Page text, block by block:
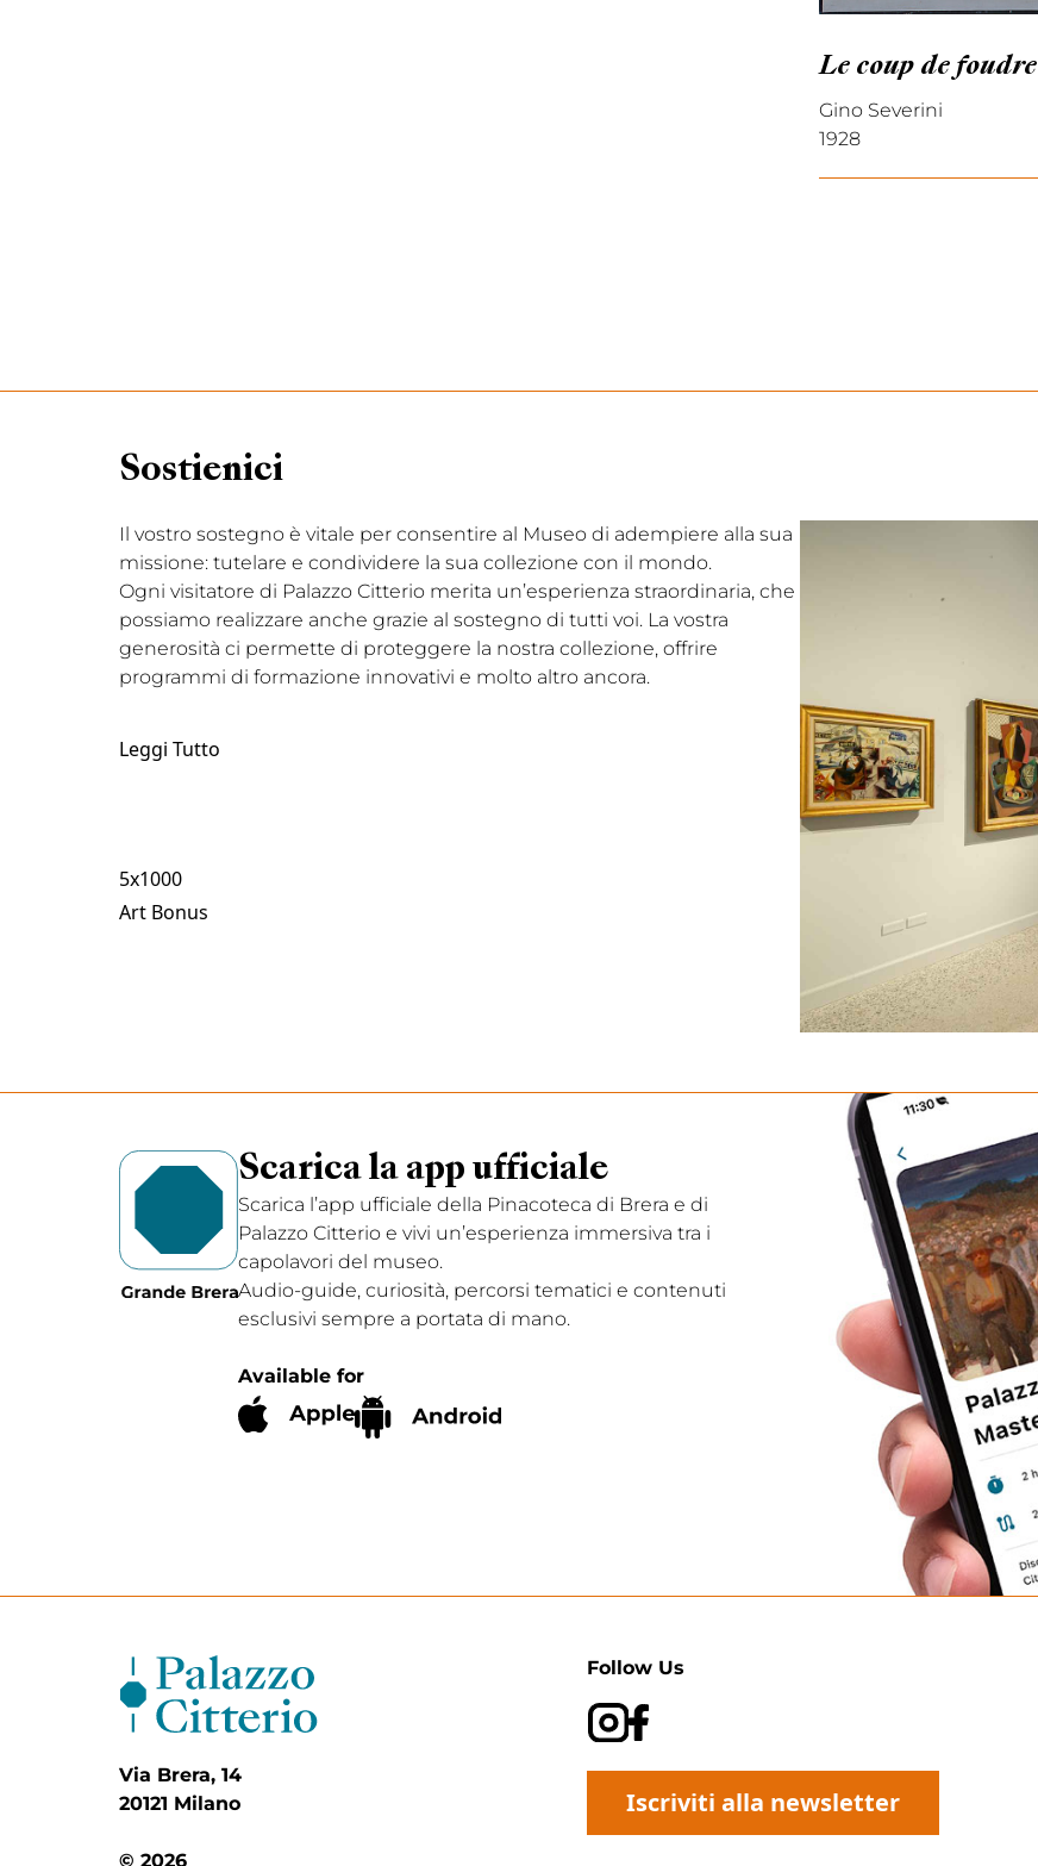
Le coup de foudre
Gino Severini
1928
Sostienici
Il vostro sostegno è vitale per consentire al Museo di adempiere alla sua
missione: tutelare e condividere la sua collezione con il mondo.
Ogni visitatore di Palazzo Citterio merita un’esperienza straordinaria, che
possiamo realizzare anche grazie al sostegno di tutti voi. La vostra
generosità ci permette di proteggere la nostra collezione, offrire
programmi di formazione innovativi e molto altro ancora.
Leggi Tutto
5x1000
Art Bonus
Scarica la app ufficiale
Scarica l’app ufficiale della Pinacoteca di Brera e di
Palazzo Citterio e vivi un’esperienza immersiva tra i
capolavori del museo.
Audio-guide, curiosità, percorsi tematici e contenuti
esclusivi sempre a portata di mano.
Available for
Via Brera, 14
20121 Milano
© 2026
Follow Us
Iscriviti alla newsletter